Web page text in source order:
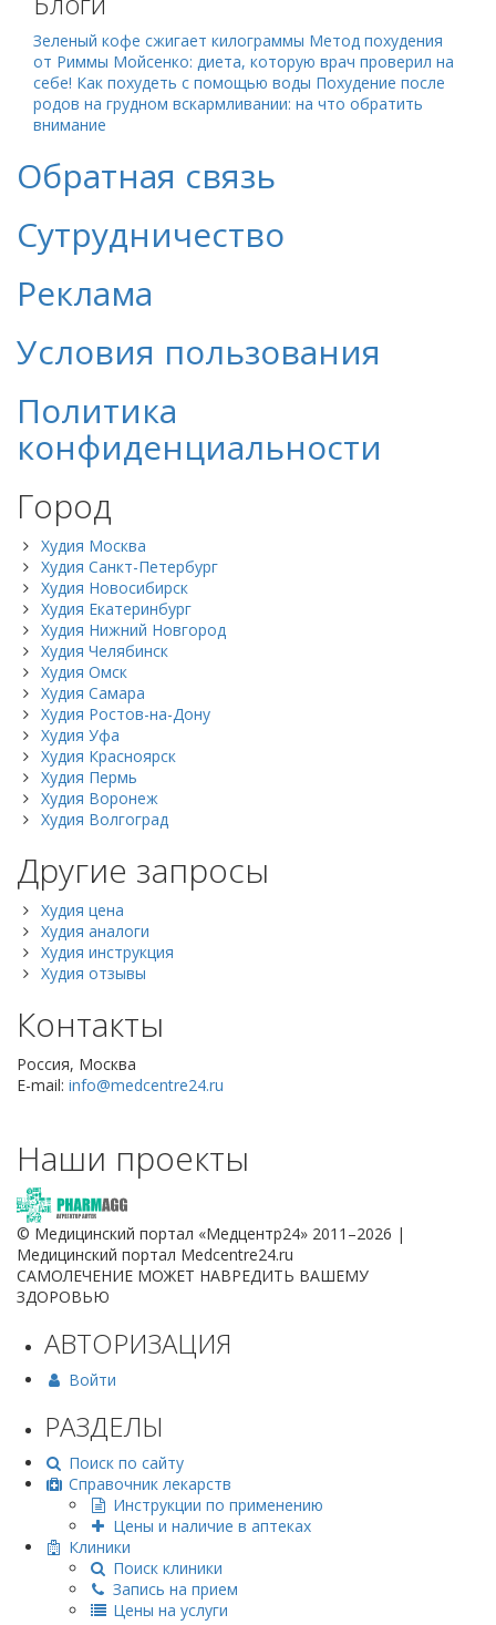
Зеленый кофе сжигает килограммы Метод похудения
от Риммы Мойсенко: диета, которую врач проверил на
себе! Как похудеть с помощью воды Похудение после
родов на грудном вскармливании: на что обратить
внимание
Обратная связь
Сутрудничество
Реклама
Условия пользования
Политика
конфиденциальности
Город
Худия Москва
Худия Санкт-Петербург
Худия Новосибирск
Худия Екатеринбург
Худия Нижний Новгород
Худия Челябинск
Худия Омск
Худия Самара
Худия Ростов-на-Дону
Худия Уфа
Худия Красноярск
Худия Пермь
Худия Воронеж
Худия Волгоград
Другие запросы
Худия цена
Худия аналоги
Худия инструкция
Худия отзывы
Контакты
Россия, Москва
E-mail: info@medcentre24.ru
Наши проекты
© Медицинский портал «Медцентр24» 2011–2026 |
Медицинский портал Medcentre24.ru
САМОЛЕЧЕНИЕ МОЖЕТ НАВРЕДИТЬ ВАШЕМУ
ЗДОРОВЬЮ
АВТОРИЗАЦИЯ
Войти
РАЗДЕЛЫ
Поиск по сайту
Справочник лекарств
Инструкции по применению
Цены и наличие в аптеках
Клиники
Поиск клиники
Запись на прием
Цены на услуги